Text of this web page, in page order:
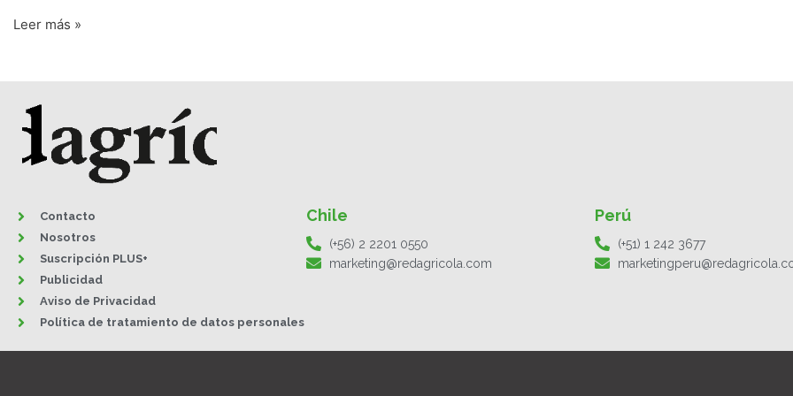
Leer más »
Contacto
Nosotros
Suscripción PLUS+
Publicidad
Aviso de Privacidad
Política de tratamiento de datos personales
Chile
(+56) 2 2201 0550
marketing@redagricola.com
Perú
(+51) 1 242 3677